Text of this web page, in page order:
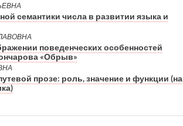
семантики числа в развитии языка и
поведенческих особенностей
«Обрыв»
прозе: роль, значение и функции (на